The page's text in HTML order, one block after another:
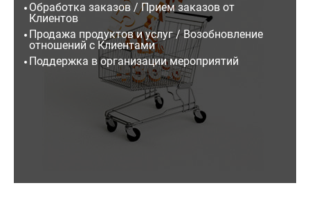
Обработка заказов / Прием заказов от
Клиентов
Продажа продуктов и услуг / Возобновление
отношений с Клиентами
Поддержка в организации мероприятий